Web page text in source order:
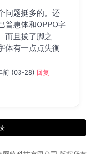
问题挺多的。还
普惠体和OPPO字
而且拔了脚之
体有一点点失衡
前 (03-28) 回复